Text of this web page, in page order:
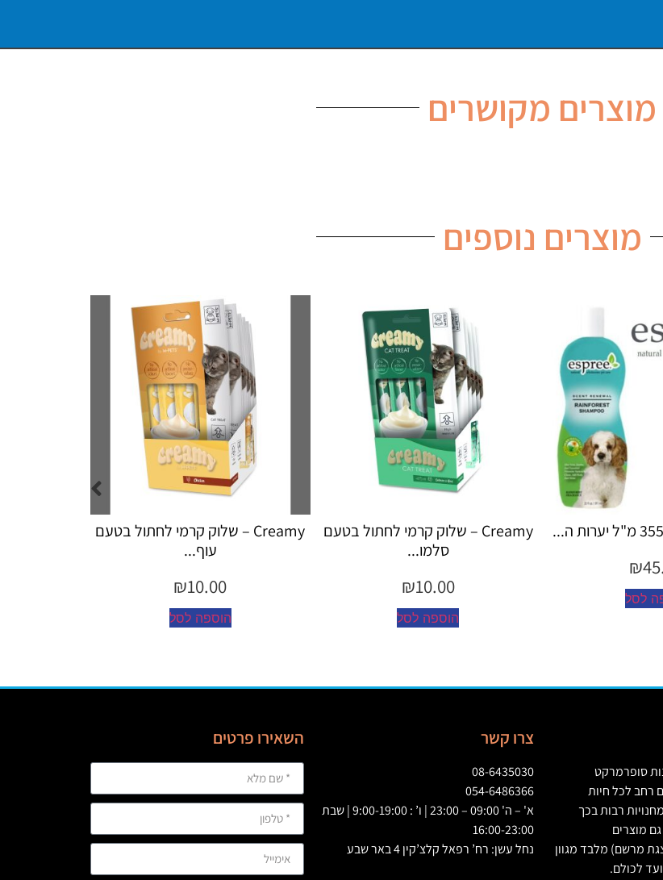
מוצרים מקושרים
מוצרים נוספים
₪
לסל
Creamy – שלוק קרמי לחתול בטעם
סלמו...
₪10.00
הוספה לסל
Creamy – שלוק קרמי לחתול בטעם
עוף...
₪10.00
הוספה לסל
סופרמרקט
רחב לכל חיות
רבות בכך
מוצרים
מרשם) מלבד מגוון
לכולם.
צרו קשר
08-6435030
054-6486366
א' – ה' 09:00 – 23:00 | ו’ : 9:00-19:00 | שבת
16:00-23:00
נחל עשן: רח’ רפאל קלצ’קין 4 באר שבע
השאירו פרטים